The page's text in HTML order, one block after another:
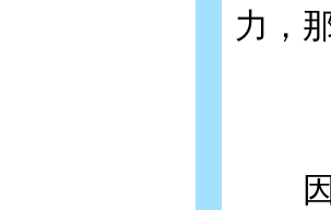
力，
因